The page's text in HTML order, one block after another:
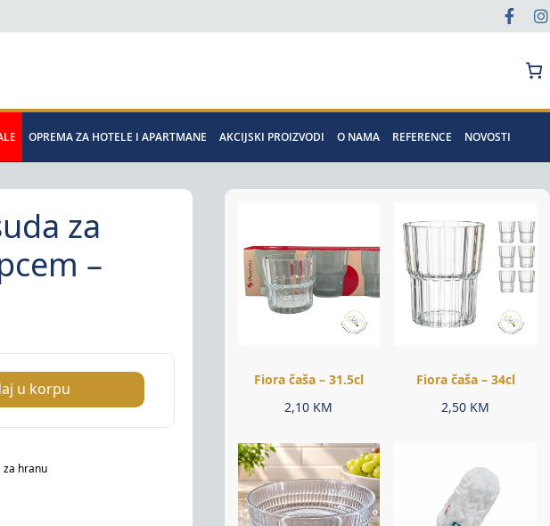
OPREMA ZA HOTELE I APARTMANE AKCIJSKI PROIZVODI O NAMA REFERENCE NOVOSTI
za
–
u korpu
za hranu
Fiora čaša – 31.5cl
2,10 KM
Fiora čaša – 34cl
2,50 KM